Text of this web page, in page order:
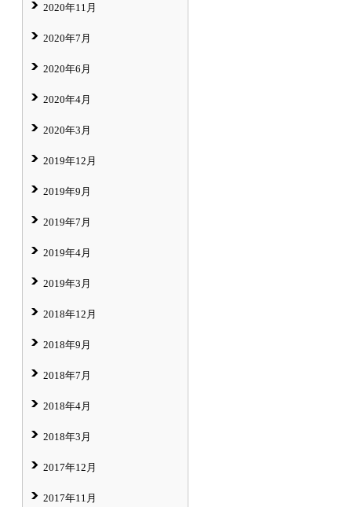
2020年11月
2020年7月
2020年6月
2020年4月
2020年3月
2019年12月
2019年9月
2019年7月
2019年4月
2019年3月
2018年12月
2018年9月
2018年7月
2018年4月
2018年3月
2017年12月
2017年11月